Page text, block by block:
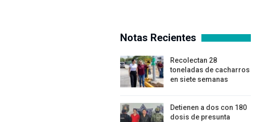
Notas Recientes
Recolectan 28
toneladas de cacharros
en siete semanas
Detienen a dos con 180
dosis de presunta